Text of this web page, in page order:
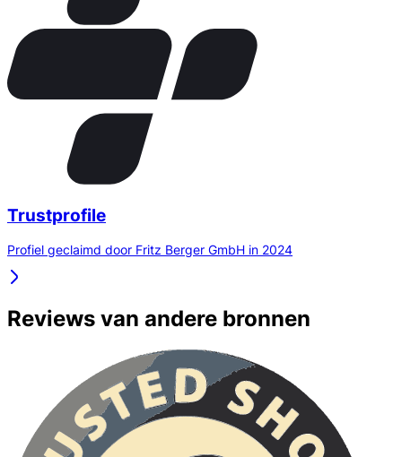
Trustprofile
Profiel geclaimd door Fritz Berger GmbH in 2024
Reviews van andere bronnen